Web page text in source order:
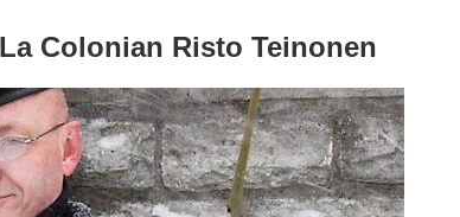
Colonian Risto Teinonen